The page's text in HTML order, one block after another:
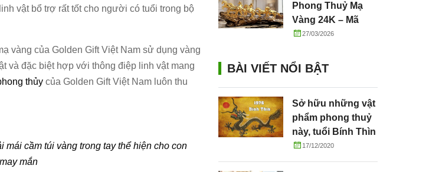
vật bổ trợ rất tốt cho người có tuổi trong bộ
vàng của Golden Gift Việt Nam sử dụng vàng
và đặc biệt hợp với thông điệp linh vật mang
thủy của Golden Gift Việt Nam luôn thu
cầm túi vàng trong tay thể hiện cho con
mắn
Phong Thuỷ Mạ
Vàng 24K – Mã
Đáo Thành Công
27/03/2026
BÀI VIẾT NỔI BẬT
Sở hữu những vật
phẩm phong thuỷ
này, tuổi Bính Thìn
hưởng lộc dồi dào
17/12/2020